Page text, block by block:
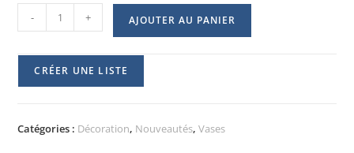
- + AJOUTER AU PANIER
CRÉER UNE LISTE
Catégories : Décoration, Nouveautés,Vases